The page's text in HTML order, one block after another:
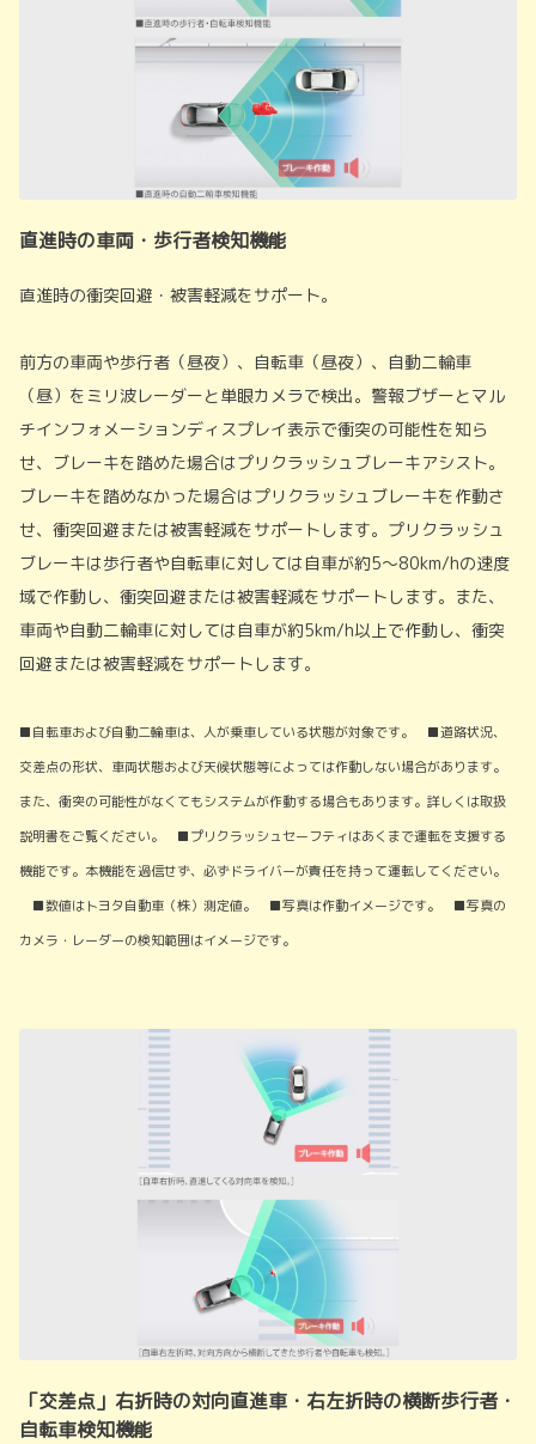
直進時の車両・歩行者検知機能
直進時の衝突回避・被害軽減をサポート。
前方の車両や歩行者（昼夜）、自転車（昼夜）、自動二輪車
（昼）をミリ波レーダーと単眼カメラで検出。警報ブザーとマル
チインフォメーションディスプレイ表示で衝突の可能性を知ら
せ、ブレーキを踏めた場合はプリクラッシュブレーキアシスト。
ブレーキを踏めなかった場合はプリクラッシュブレーキを作動さ
せ、衝突回避または被害軽減をサポートします。プリクラッシュ
ブレーキは歩行者や自転車に対しては自車が約5〜80km/hの速度
域で作動し、衝突回避または被害軽減をサポートします。また、
車両や自動二輪車に対しては自車が約5km/h以上で作動し、衝突
回避または被害軽減をサポートします。
■自転車および自動二輪車は、人が乗車している状態が対象です。 ■道路状況、
交差点の形状、車両状態および天候状態等によっては作動しない場合があります。
また、衝突の可能性がなくてもシステムが作動する場合もあります。詳しくは取扱
説明書をご覧ください。 ■プリクラッシュセーフティはあくまで運転を支援する
機能です。本機能を過信せず、必ずドライバーが責任を持って運転してください。
■数値はトヨタ自動車（株）測定値。 ■写真は作動イメージです。 ■写真の
カメラ・レーダーの検知範囲はイメージです。
「交差点」右折時の対向直進車・右左折時の横断歩行者・
自転車検知機能